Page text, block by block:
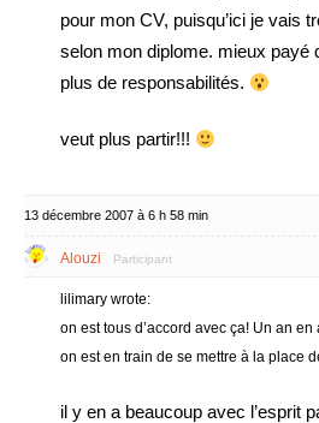
pour mon CV, puisqu’ici je vais
selon mon diplome. mieux payé
plus de responsabilités.
veut plus partir!!!
13 décembre 2007 à 6 h 58 min
Alouzi Participant
lilimary wrote:
on est tous d’accord avec ça! Un an
on est en train de se mettre à la place
il y en a beaucoup avec l’esprit